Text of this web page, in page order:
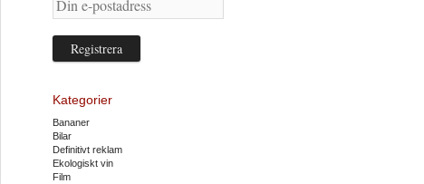
Kategorier
Bananer
Bilar
Definitivt reklam
Ekologiskt vin
Film